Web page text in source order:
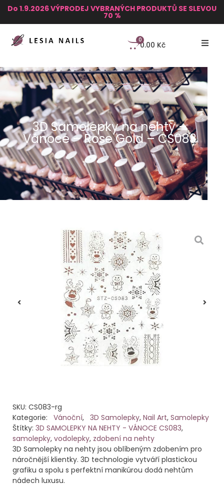
Do 1.9.2026 VÝPRODEJ VYBRANÝCH PRODUKTŮ SE SLEVOU
70 %
0.00 Kč
0
3D Samolepky na nehty –
Vánoce – Rose Gold – CS083
SKU: CS083-rg
Kategorie:
Vánoční, 3D Samolepky, Nail Art, Samolepky
Štítky: 3D SAMOLEPKY NA NEHTY - VÁNOCE CS083,
samolepky, vodolepky, zdobení na nehty
3D Samolepky na nehty jsou oblíbeným zdobením pro
náročnější klientky. 3D technologie vytváří plastickou
grafiku a spolu s perfektní manikúrou dodá nehtům
nádech luxusu.